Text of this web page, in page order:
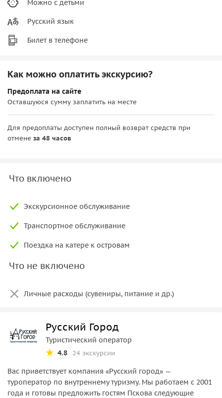
Можно с детьми
Русский язык
Билет в телефоне
Как можно оплатить экскурсию?
Предоплата на сайте
Оставшуюся сумму заплатить на месте
Для предоплаты доступен полный возврат средств при
отмене за 48 часов
Что включено
Экскурсионное обслуживание
Транспортное обслуживание
Поездка на катере к островам
Что не включено
Личные расходы (сувениры, питание и др.)
Русский Город
Туристический оператор
4.8
24 экскурсии
Вас приветствует компания «Русский город» —
туроператор по внутреннему туризму. Мы работаем с 2001
года и готовы предложить гостям Пскова следующие